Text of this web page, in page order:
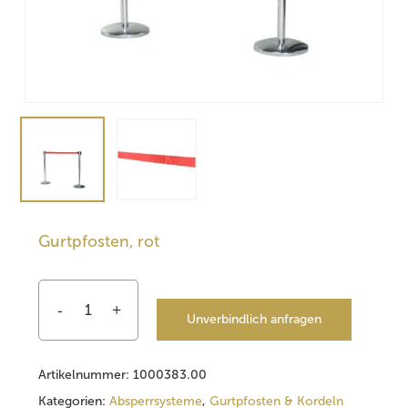
Gurtpfosten, rot
Unverbindlich anfragen
Artikelnummer: 1000383.00
Kategorien: Absperrsysteme, Gurtpfosten & Kordeln